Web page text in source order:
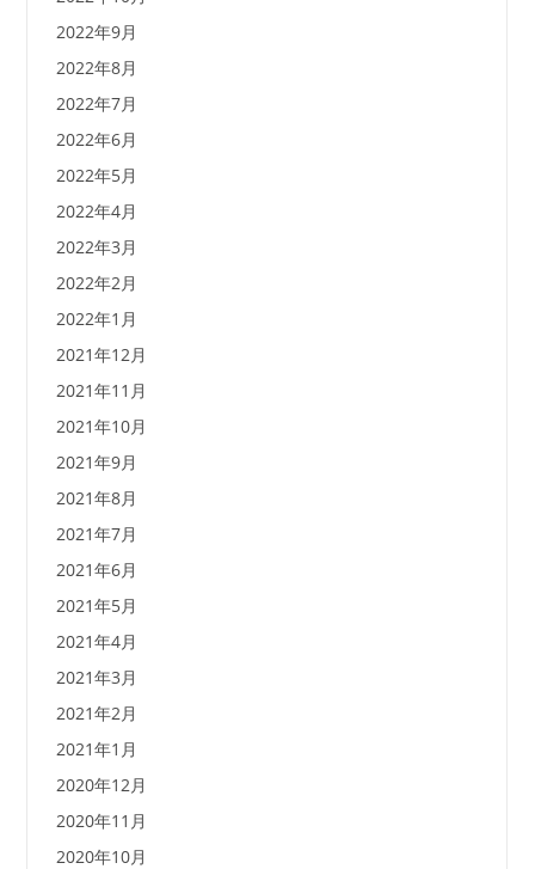
2022年9月
2022年8月
2022年7月
2022年6月
2022年5月
2022年4月
2022年3月
2022年2月
2022年1月
2021年12月
2021年11月
2021年10月
2021年9月
2021年8月
2021年7月
2021年6月
2021年5月
2021年4月
2021年3月
2021年2月
2021年1月
2020年12月
2020年11月
2020年10月